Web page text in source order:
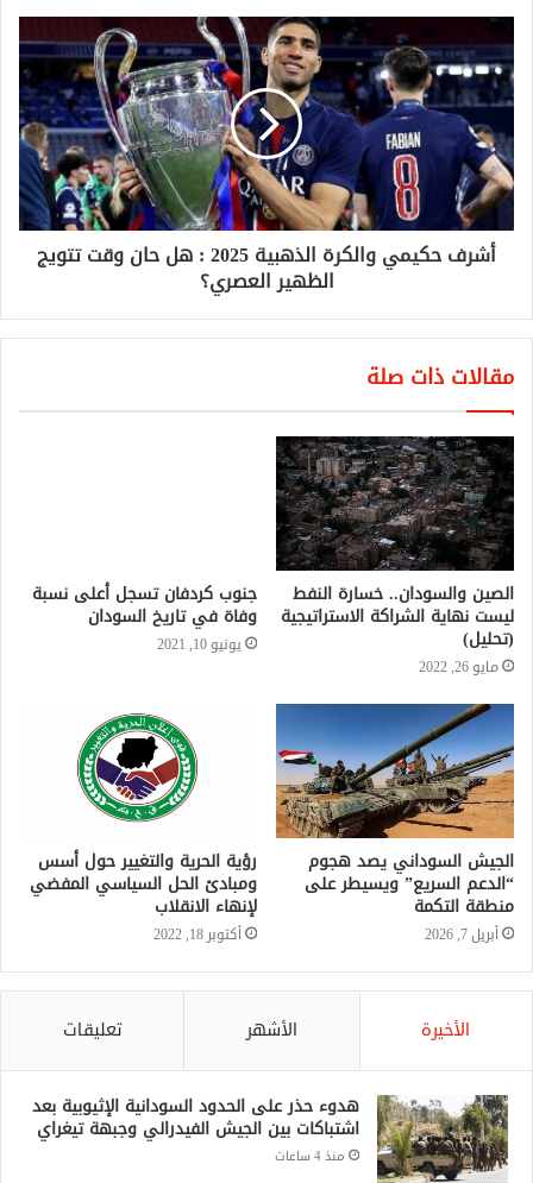
أشرف حكيمي والكرة الذهبية 2025 : هل حان وقت تتويج
الظهير العصري؟
مقالات ذات صلة
الصين والسودان.. خسارة النفط
ليست نهاية الشراكة الاستراتيجية
(تحليل)
مايو 26, 2022
جنوب كردفان تسجل أعلى نسبة
وفاة في تاريخ السودان
يونيو 10, 2021
الجيش السوداني يصد هجوم
“الدعم السريع” ويسيطر على
منطقة التكمة
أبريل 7, 2026
رؤية الحرية والتغيير حول أسس
ومبادئ الحل السياسي المفضي
لإنهاء الانقلاب
أكتوبر 18, 2022
الأخيرة الأشهر تعليقات
هدوء حذر على الحدود السودانية الإثيوبية بعد
اشتباكات بين الجيش الفيدرالي وجبهة تيغراي
منذ 4 ساعات